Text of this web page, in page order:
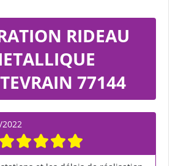
RIDEAU
77144